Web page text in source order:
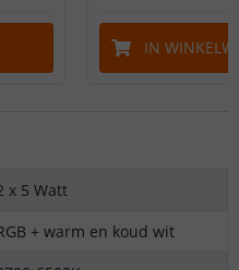
IN
x 5 Watt
+ warm en koud wit